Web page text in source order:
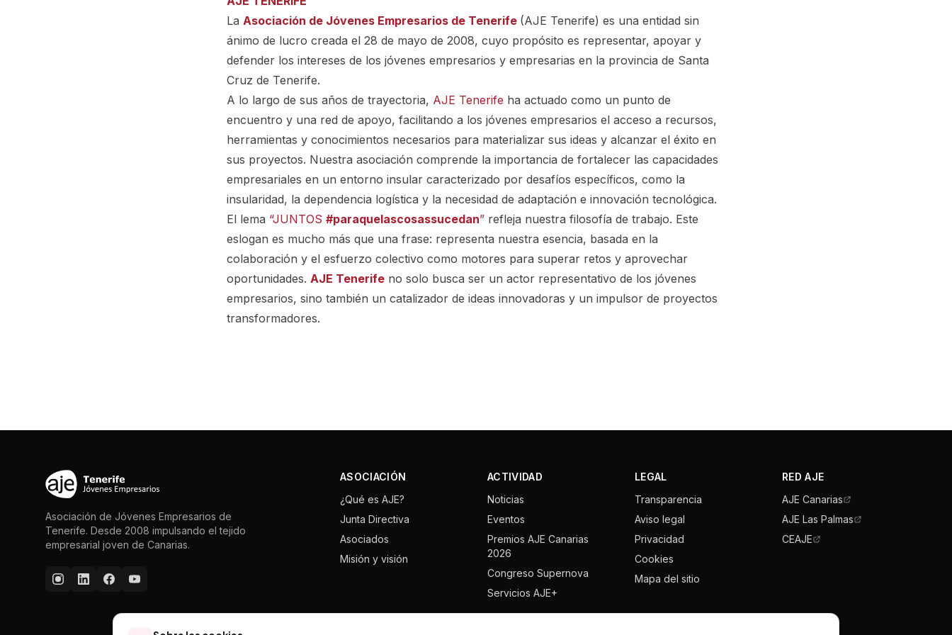
La Asociación de Jóvenes Empresarios de Tenerife (AJE Tenerife) es una entidad sin
ánimo de lucro creada el 28 de mayo de 2008, cuyo propósito es representar, apoyar y
defender los intereses de los jóvenes empresarios y empresarias en la provincia de Santa
Cruz de Tenerife.
A lo largo de sus años de trayectoria, AJE Tenerife ha actuado como un punto de
encuentro y una red de apoyo, facilitando a los jóvenes empresarios el acceso a recursos,
herramientas y conocimientos necesarios para materializar sus ideas y alcanzar el éxito en
sus proyectos. Nuestra asociación comprende la importancia de fortalecer las capacidades
empresariales en un entorno insular caracterizado por desafíos específicos, como la
insularidad, la dependencia logística y la necesidad de adaptación e innovación tecnológica.
El lema “JUNTOS #paraquelascosassucedan” refleja nuestra filosofía de trabajo. Este
eslogan es mucho más que una frase: representa nuestra esencia, basada en la
colaboración y el esfuerzo colectivo como motores para superar retos y aprovechar
oportunidades. AJE Tenerife no solo busca ser un actor representativo de los jóvenes
empresarios, sino también un catalizador de ideas innovadoras y un impulsor de proyectos
transformadores.
Asociación de Jóvenes Empresarios de
Tenerife. Desde 2008 impulsando el tejido
empresarial joven de Canarias.
ASOCIACIÓN
¿Qué es AJE?
Junta Directiva
Asociados
Misión y visión
ACTIVIDAD
Noticias
Eventos
Premios AJE Canarias
2026
Congreso Supernova
Servicios AJE+
LEGAL
Transparencia
Aviso legal
Privacidad
Cookies
Mapa del sitio
RED AJE
AJE Canarias
AJE Las Palmas
CEAJE